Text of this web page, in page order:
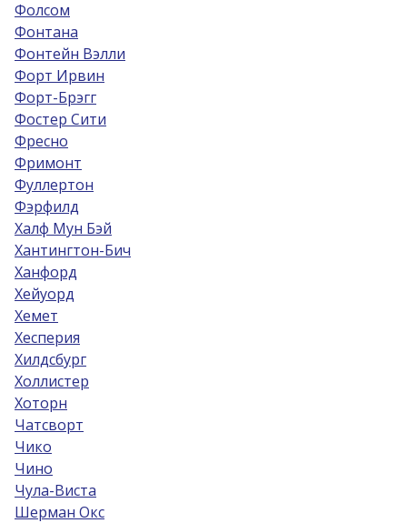
Фолсом
Фонтана
Фонтейн Вэлли
Форт Ирвин
Форт-Брэгг
Фостер Сити
Фресно
Фримонт
Фуллертон
Фэрфилд
Халф Мун Бэй
Хантингтон-Бич
Ханфорд
Хейуорд
Хемет
Хесперия
Хилдсбург
Холлистер
Хоторн
Чатсворт
Чико
Чино
Чула-Виста
Шерман Окс